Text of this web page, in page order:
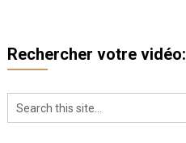
Rechercher votre vidéo: